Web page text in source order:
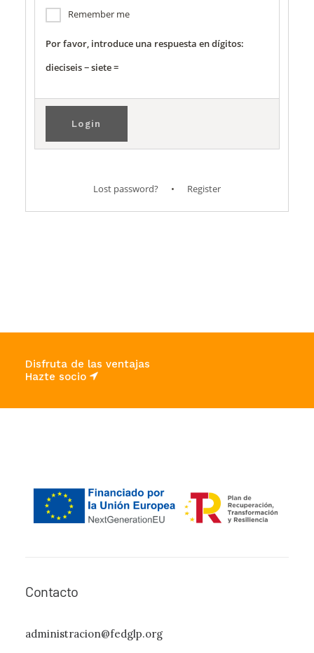
Remember me
Por favor, introduce una respuesta en dígitos:
dieciseis − siete =
Lost password? • Register
Disfruta de las ventajas
Hazte socio
Contacto
administracion@fedglp.org